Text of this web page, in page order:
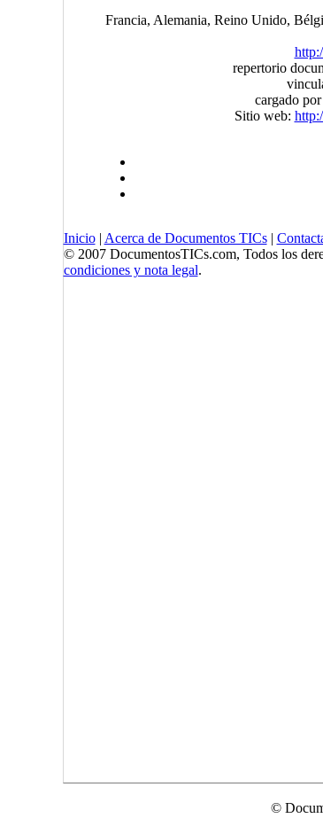
Francia, Alemania, Reino Unido,
repertorio
cargado
Sitio web:
Inicio| Acerca de Documentos TICs|
© 2007 DocumentosTICs.com, Todos los
condiciones y nota legal.
©